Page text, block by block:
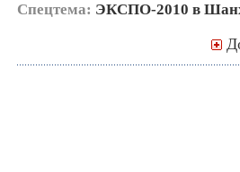
Спецтема: ЭКСПО-2010 в